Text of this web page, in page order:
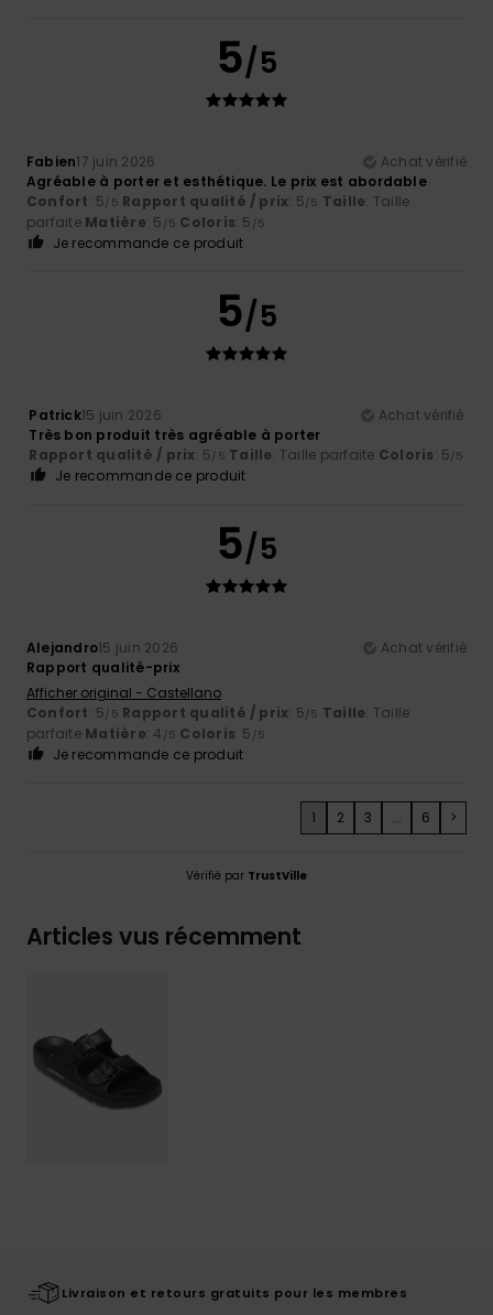
5/5
Fabien17 juin 2026
Achat vérifié
Agréable à porter et esthétique. Le prix est abordable
Confort: 5/5 Rapport qualité / prix: 5/5 Taille: Taille
parfaite Matière: 5 /5 Coloris: 5 /5
Je recommande ce produit
5/5
Patrick15 juin 2026
Achat vérifié
Très bon produit très agréable à porter
Rapport qualité / prix: 5/5 Taille: Taille parfaite Coloris: 5/5
Je recommande ce produit
5/5
Alejandro15 juin 2026
Achat vérifié
Rapport qualité-prix
Afficher original - Castellano
Confort: 5/5 Rapport qualité / prix: 5/5 Taille: Taille
parfaite Matière: 4 /5 Coloris: 5 /5
Je recommande ce produit
1 2 3 ... 6 >
Vérifié par TrustVille
Articles vus récemment
Livraison et retours gratuits pour les membres